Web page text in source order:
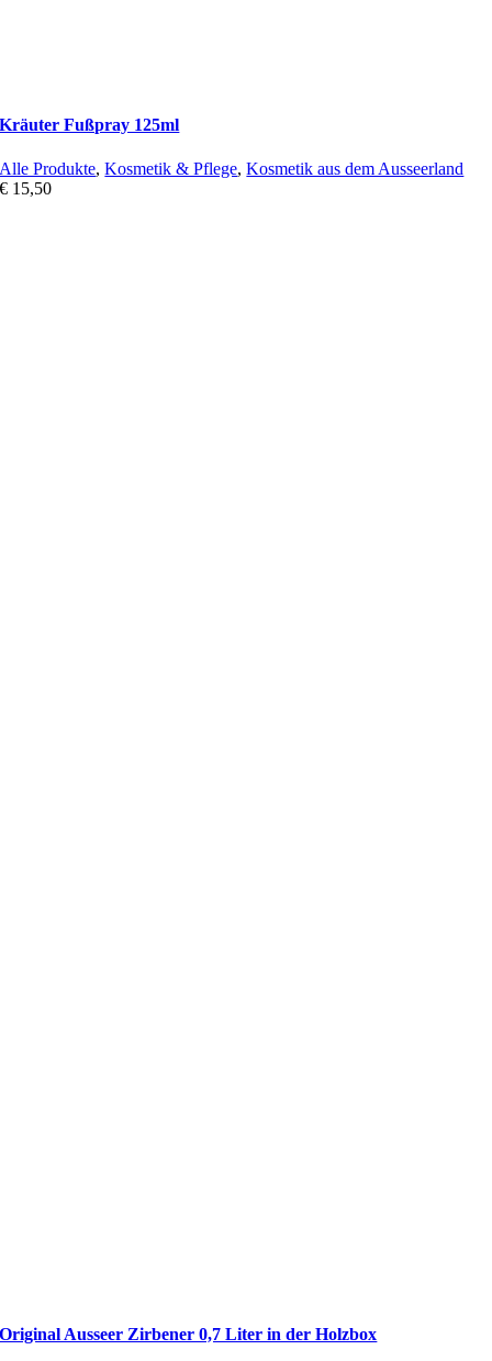
Kräuter Fußpray 125ml
Alle Produkte,Kosmetik & Pflege,Kosmetik aus dem Ausseerland
€ 15,50
Original Ausseer Zirbener 0,7 Liter in der Holzbox